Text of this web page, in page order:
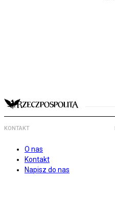
KONTAKT
O nas
Kontakt
Napisz do nas